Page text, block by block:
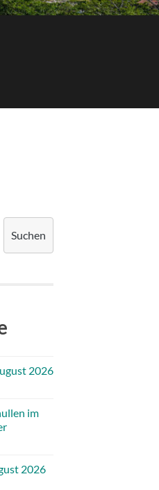
Suchen
2026
im
2026